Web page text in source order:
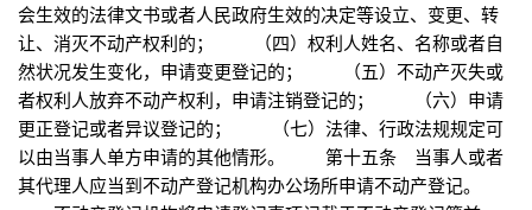
会生效的法律文书或者人民政府生效的决定等设立、变更、转
让、消灭不动产权利的； （四）权利人姓名、名称或者自
然状况发生变化，申请变更登记的； （五）不动产灭失或
者权利人放弃不动产权利，申请注销登记的； （六）申请
更正登记或者异议登记的； （七）法律、行政法规规定可
以由当事人单方申请的其他情形。 第十五条 当事人或者
其代理人应当到不动产登记机构办公场所申请不动产登记。